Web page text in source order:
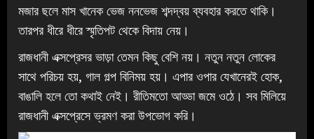
মজার ছলে মাস খানেক ভেজ ননভেজ শব্দদ্বয় ব্যবহার করতে থাকি।
তারপর ধীরে ধীরে স্মৃতিপট থেকে বিদায় নেয়।
রাজধানী এক্সপ্রেসর ভাড়া তেমন কিছু বেশি নয়। নতুন নতুন লোকের
সাথে পরিচয় হয়, গাল গল্প বিনিময় হয়। এপার ওপার যেখানেরই হোক,
বাঙালি হলে তো কথাই নেই। রীতিমতো আড্ডা জমে ওঠে। ‌সব মিলিয়ে
রাজধানী এক্সপ্রেসে ভ্রমণ করা উপভোগ করি।